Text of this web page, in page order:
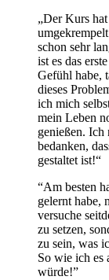
„Der Kurs
schon sehr
ist es das
Gefühl habe,
dieses
ich mich
mein Leben
genießen. Ich
bedanken,
gestaltet ist!“
“Am besten
gelernt habe,
versuche
zu setzen,
zu sein, was
So wie ich es
würde!”